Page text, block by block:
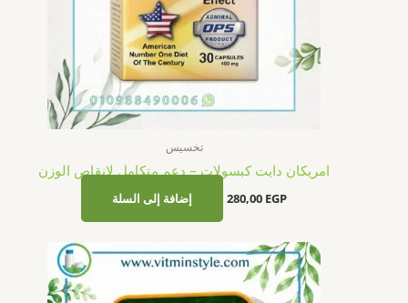
تخسيس
امريكان دايت كبسولات – دعم متكامل لإنقاص الوزن
280,00 EGP إضافة إلى السلة